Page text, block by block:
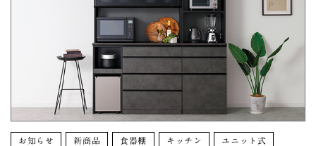
お知らせ 新商品 食器棚 キッチン ユニット式